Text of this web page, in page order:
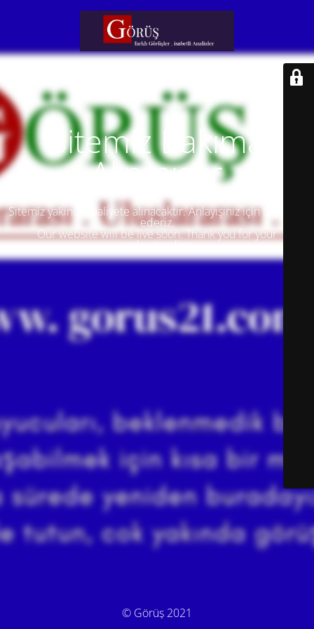
Sitemiz Bakıma
Alınmıştır
Sitemiz yakında faaliyete alınacaktır. Anlayışınız için teşekkür
ederiz.
Our website will be live soon. Thank you for your
understanding.
© Görüş 2021